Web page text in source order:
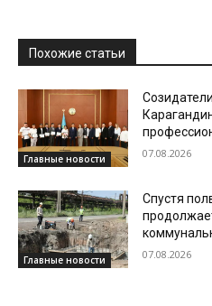
Похожие статьи
Главные новости 07.08.2026
Главные новости
Спустя
07.08.2026